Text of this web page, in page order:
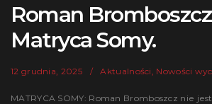
Roman
Matryca Somy.
12 grudnia, 2025 Aktualności Nowości
MATRYCA SOMY: Roman Bromboszcz nie